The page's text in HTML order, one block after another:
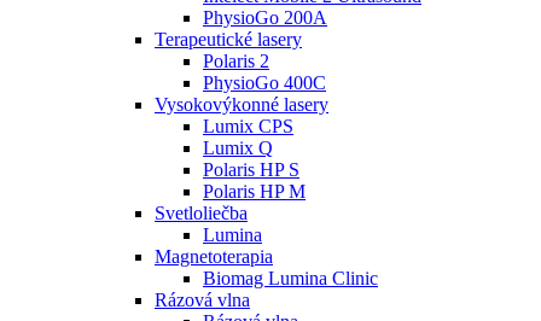
PhysioGo 200A
Terapeutické lasery
Polaris 2
PhysioGo 400C
Vysokovýkonné lasery
Lumix CPS
Lumix Q
Polaris HP S
Polaris HP M
Svetloliečba
Lumina
Magnetoterapia
Biomag Lumina Clinic
Rázová vlna